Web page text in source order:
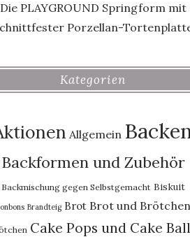
Die PLAYGROUND Springform mit
Porzellan-
Kategorien
Allgemein
Backformen und Zubehör
Backmischung gegen Selbstgemacht Biskuit
Brandteig Brot Brot und Brötchen
Cake Pops und Cake